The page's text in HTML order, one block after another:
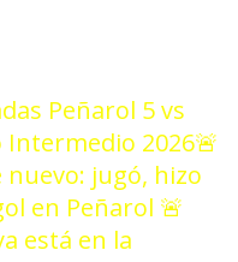
Peñarol 5 vs
Intermedio 2026🚨
nuevo: jugó, hizo
en Peñarol 🚨
está en la